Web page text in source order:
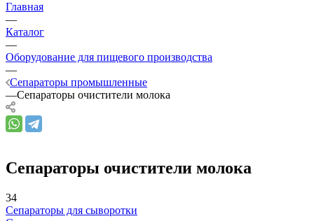
Главная
—
Каталог
—
Оборудование для пищевого производства
—
Сепараторы промышленные
—Сепараторы очистители молока
Сепараторы очистители молока
34
Сепараторы для сыворотки